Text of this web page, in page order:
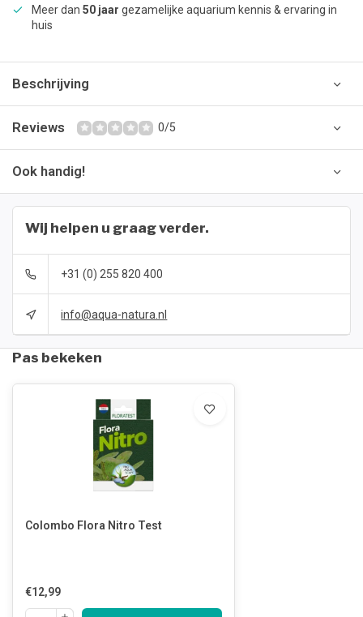
Meer dan 50 jaar gezamelijke aquarium kennis & ervaring in
huis
Beschrijving
Reviews 0/5
Ook handig!
Wij helpen u graag verder.
+31 (0) 255 820 400
info@aqua-natura.nl
Pas bekeken
Colombo Flora Nitro Test
€12,99